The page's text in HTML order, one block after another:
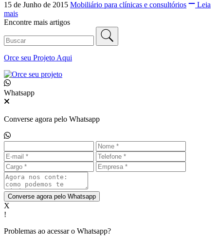
15 de Junho de 2015 Mobiliário para clínicas e consultórios
Leia
mais
Encontre mais artigos
Orce seu Projeto Aqui
Whatsapp
Converse agora pelo Whatsapp
Converse agora pelo Whatsapp
X
!
Problemas ao acessar o Whatsapp?